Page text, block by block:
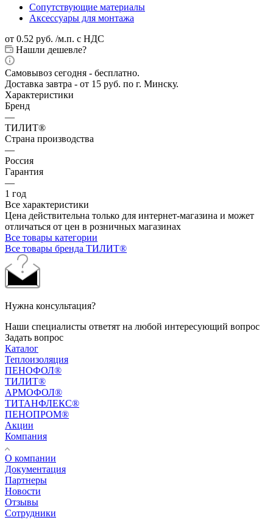
Сопутствующие материалы
Аксессуары для монтажа
от 0.52 руб. /м.п. с НДС
Нашли дешевле?
Самовывоз сегодня - бесплатно.
Доставка завтра - от 15 руб. по г. Минску.
Характеристики
Бренд
—
ТИЛИТ®
Страна производства
—
Россия
Гарантия
—
1 год
Все характеристики
Цена действительна только для интернет-магазина и может
отличаться от цен в розничных магазинах
Все товары категории
Все товары бренда ТИЛИТ®
Нужна консультация?
Наши специалисты ответят на любой интересующий вопрос
Задать вопрос
Каталог
Теплоизоляция
ПЕНОФОЛ®
ТИЛИТ®
АРМОФОЛ®
ТИТАНФЛЕКС®
ПЕНОПРОМ®
Акции
Компания
О компании
Документация
Партнеры
Новости
Отзывы
Сотрудники